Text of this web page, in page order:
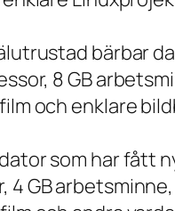
bärbar
8 GB
och enklare
som har fått
4 GB